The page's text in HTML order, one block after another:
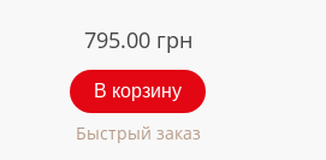
795.00 грн
В корзину
Быстрый заказ